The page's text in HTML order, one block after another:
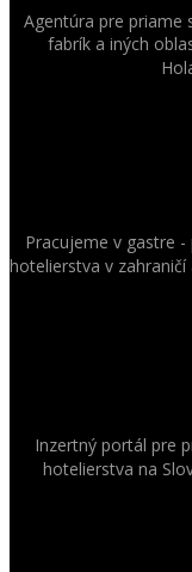
Agentúra pre priame
fabrík a iných
Pracujeme v gastre
hotelierstva v zahraničí
Inzertný portál pre
hotelierstva na